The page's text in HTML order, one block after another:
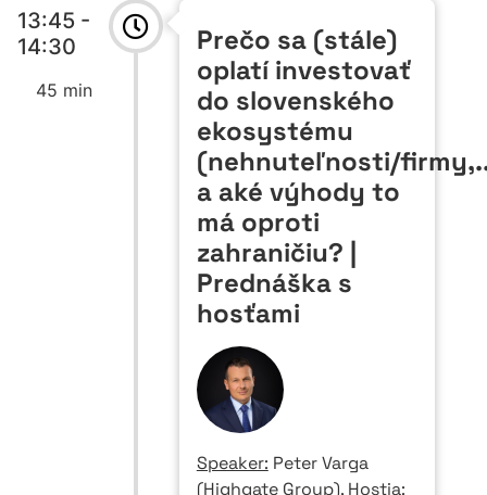
13:45 -
14:30
45 min
Prečo sa (stále)
oplatí investovať
do slovenského
ekosystému
(nehnuteľnosti/
a aké výhody to
má oproti
zahraničiu? |
Prednáška s
hosťami
Speaker: Peter Varga
(Highgate Group), Hostia: